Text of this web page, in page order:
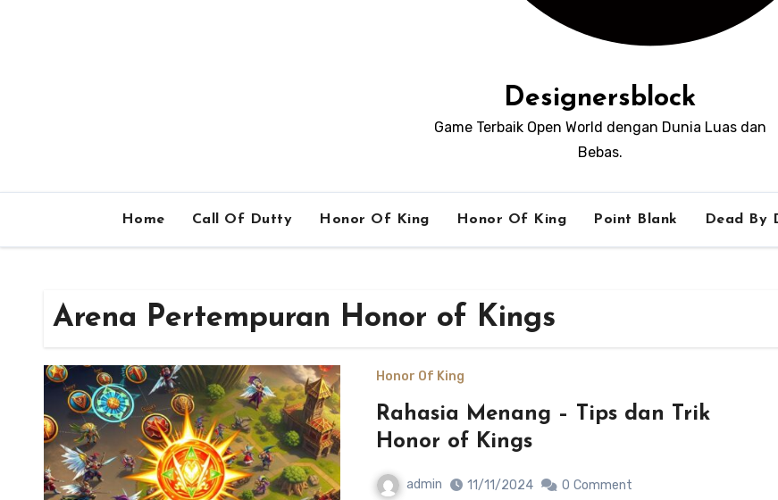
Designersblock
Game Terbaik Open World dengan Dunia Luas dan
Bebas.
Home Call Of Dutty Honor Of King Honor Of King Point Blank Dead By
Arena Pertempuran Honor of Kings
Honor Of King
Rahasia Menang – Tips dan Trik
Honor of Kings
admin 11/11/2024 0 Comment